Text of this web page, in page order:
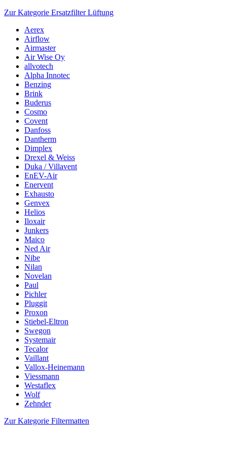
Zur Kategorie Ersatzfilter Lüftung
Aerex
Airflow
Airmaster
Air Wise Oy
allvotech
Alpha Innotec
Benzing
Brink
Buderus
Cosmo
Covent
Danfoss
Dantherm
Dimplex
Drexel & Weiss
Duka / Villavent
EnEV-Air
Enervent
Exhausto
Genvex
Helios
Iloxair
Junkers
Maico
Ned Air
Nibe
Nilan
Novelan
Paul
Pichler
Pluggit
Proxon
Stiebel-Eltron
Swegon
Systemair
Tecalor
Vaillant
Vallox-Heinemann
Viessmann
Westaflex
Wolf
Zehnder
Zur Kategorie Filtermatten